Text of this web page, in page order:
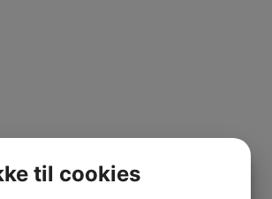
til cookies